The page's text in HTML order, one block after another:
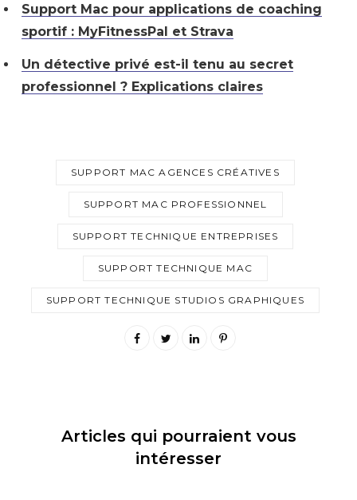
Support Mac pour applications de coaching
sportif : MyFitnessPal et Strava
Un détective privé est-il tenu au secret
professionnel ? Explications claires
SUPPORT MAC AGENCES CRÉATIVES
SUPPORT MAC PROFESSIONNEL
SUPPORT TECHNIQUE ENTREPRISES
SUPPORT TECHNIQUE MAC
SUPPORT TECHNIQUE STUDIOS GRAPHIQUES
Articles qui pourraient vous
intéresser